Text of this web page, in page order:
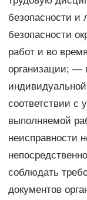
безопасности и
безопасности
работ и во
организации; —
соответствии с
выполняемой
неисправности
соблюдать
документов